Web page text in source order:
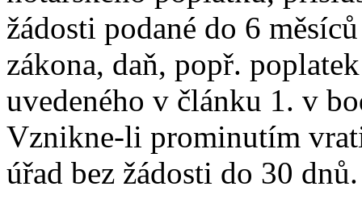
žádosti podané do 6
zákona, daň, popř.
uvedeného v článku 1. v
Vznikne-li prominutím
úřad bez žádosti do 30 dnů.